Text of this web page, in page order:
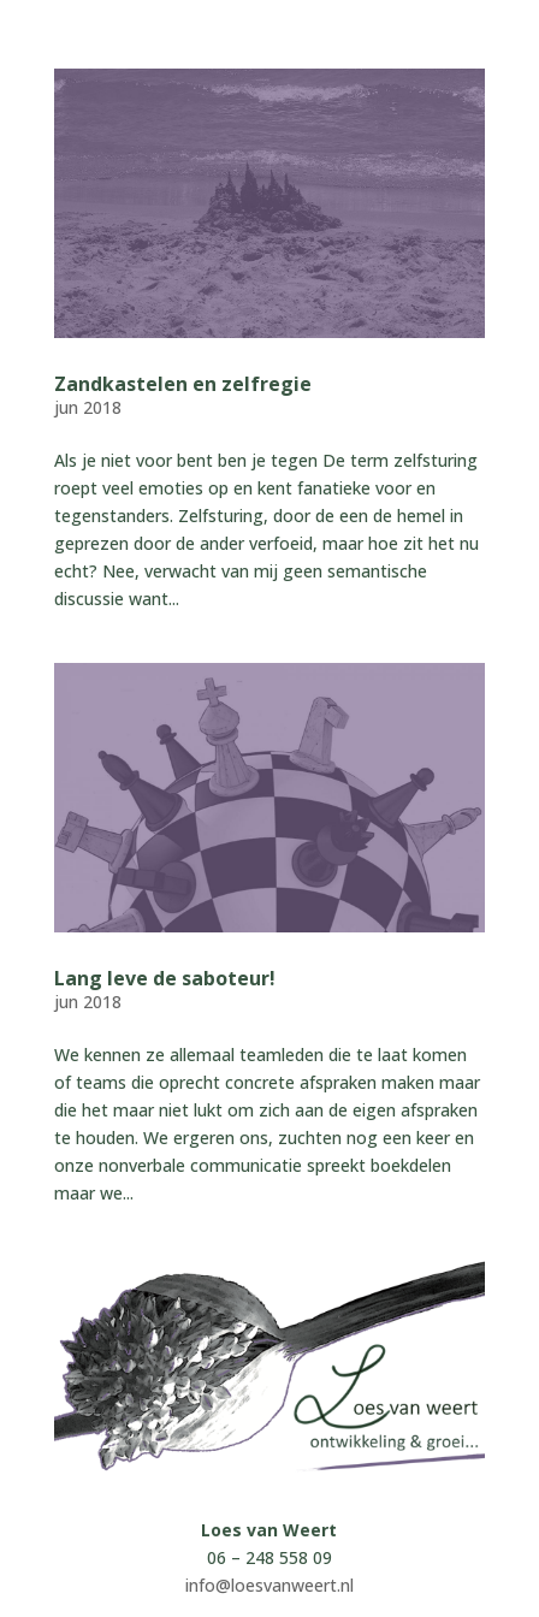
Zandkastelen en zelfregie
jun 2018
Als je niet voor bent ben je tegen De term zelfsturing
roept veel emoties op en kent fanatieke voor en
tegenstanders. Zelfsturing, door de een de hemel in
geprezen door de ander verfoeid, maar hoe zit het nu
echt? Nee, verwacht van mij geen semantische
discussie want...
Lang leve de saboteur!
jun 2018
We kennen ze allemaal teamleden die te laat komen
of teams die oprecht concrete afspraken maken maar
die het maar niet lukt om zich aan de eigen afspraken
te houden. We ergeren ons, zuchten nog een keer en
onze nonverbale communicatie spreekt boekdelen
maar we...
Loes van Weert
06 – 248 558 09
info@loesvanweert.nl